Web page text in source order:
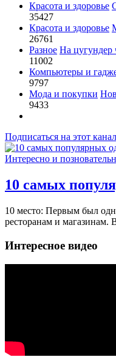
Красота и здоровье
35427
Красота и здоровье
26761
Разное На цугундер
11002
Компьютеры и
9797
Мода и покупки
9433
Подписаться на этот
Интересно и
10 самых
10 место: Первым был
ресторанам и магазинам.
Интересное видео